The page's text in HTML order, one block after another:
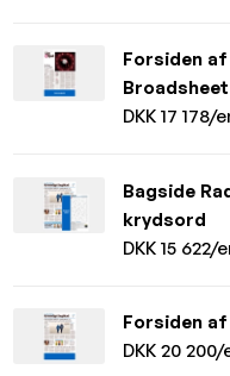
Forsiden
Broadsheet
DKK 17 178/
Bagside
krydsord
DKK 15 622/
Forsiden
DKK 20